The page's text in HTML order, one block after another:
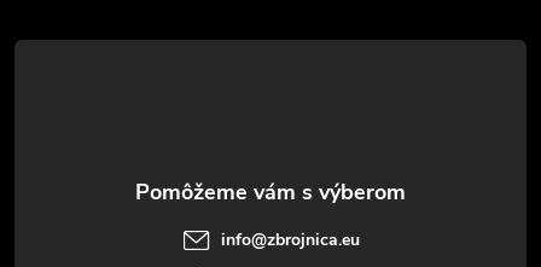
á
info@zbrojnica.eu